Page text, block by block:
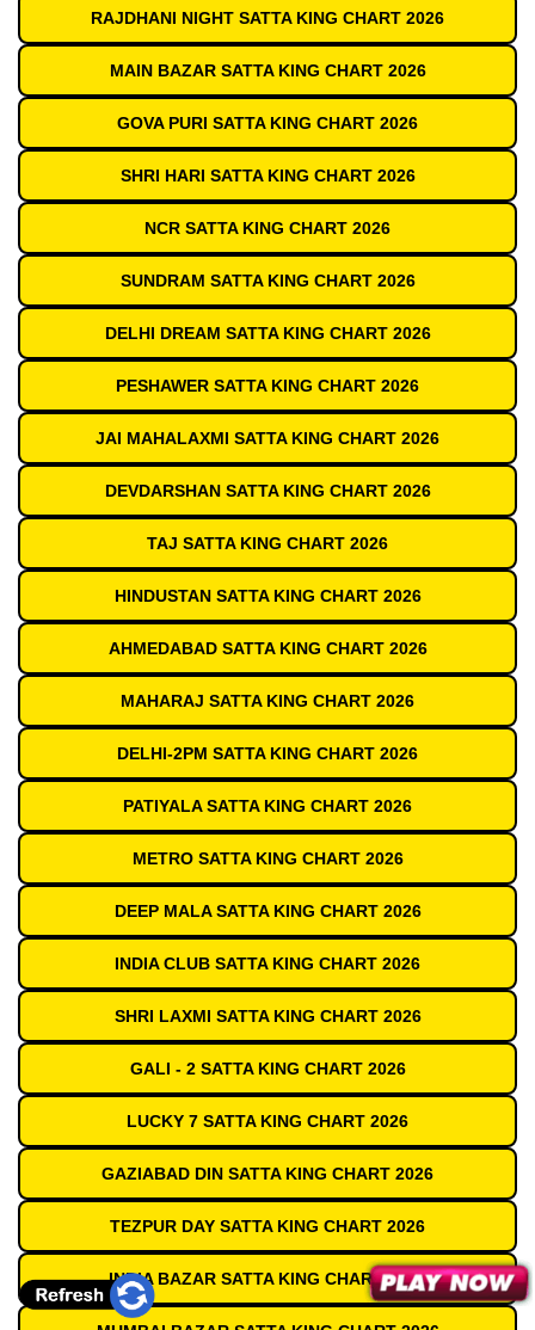
RAJDHANI NIGHT SATTA KING CHART 2026
MAIN BAZAR SATTA KING CHART 2026
GOVA PURI SATTA KING CHART 2026
SHRI HARI SATTA KING CHART 2026
NCR SATTA KING CHART 2026
SUNDRAM SATTA KING CHART 2026
DELHI DREAM SATTA KING CHART 2026
PESHAWER SATTA KING CHART 2026
JAI MAHALAXMI SATTA KING CHART 2026
DEVDARSHAN SATTA KING CHART 2026
TAJ SATTA KING CHART 2026
HINDUSTAN SATTA KING CHART 2026
AHMEDABAD SATTA KING CHART 2026
MAHARAJ SATTA KING CHART 2026
DELHI-2PM SATTA KING CHART 2026
PATIYALA SATTA KING CHART 2026
METRO SATTA KING CHART 2026
DEEP MALA SATTA KING CHART 2026
INDIA CLUB SATTA KING CHART 2026
SHRI LAXMI SATTA KING CHART 2026
GALI - 2 SATTA KING CHART 2026
LUCKY 7 SATTA KING CHART 2026
GAZIABAD DIN SATTA KING CHART 2026
TEZPUR DAY SATTA KING CHART 2026
INDIA BAZAR SATTA KING CHART 2026